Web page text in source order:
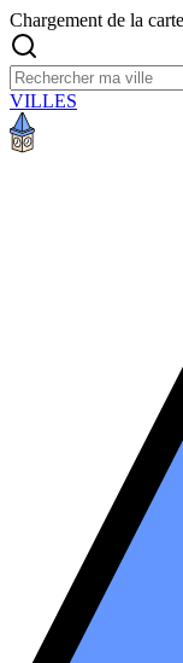
Chargement de la
VILLES